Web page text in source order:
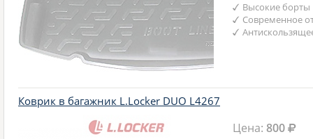
Высокие борты
Современное
Коврик в багажник L.Locker DUO L4267
Цена:800